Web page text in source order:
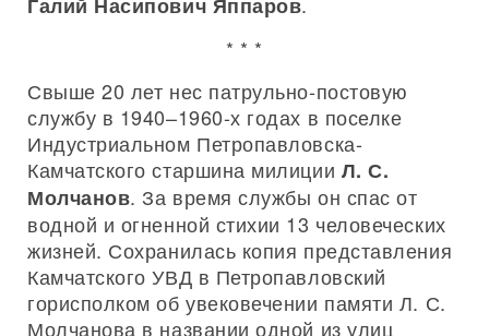
* * *
Свыше 20 лет нес патрульно-постовую
службу в 1940–1960-х годах в поселке
Индустриальном Петропавловска-
Камчатского старшина милиции Л. С.
Молчанов. За время службы он спас от
водной и огненной стихии 13 человеческих
жизней. Сохранилась копия представления
Камчатского УВД в Петропавловский
горисполком об увековечении памяти Л. С.
Молчанова в названии одной из улиц